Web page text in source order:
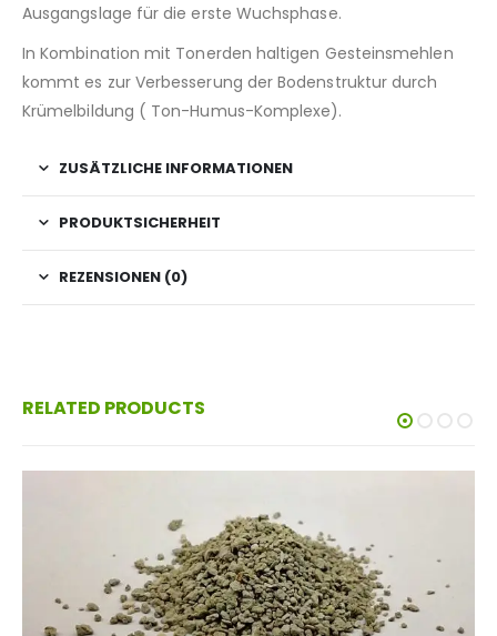
Ausgangslage für die erste Wuchsphase.
In Kombination mit Tonerden haltigen Gesteinsmehlen
kommt es zur Verbesserung der Bodenstruktur durch
Krümelbildung ( Ton-Humus-Komplexe).
ZUSÄTZLICHE INFORMATIONEN
PRODUKTSICHERHEIT
REZENSIONEN (0)
RELATED PRODUCTS